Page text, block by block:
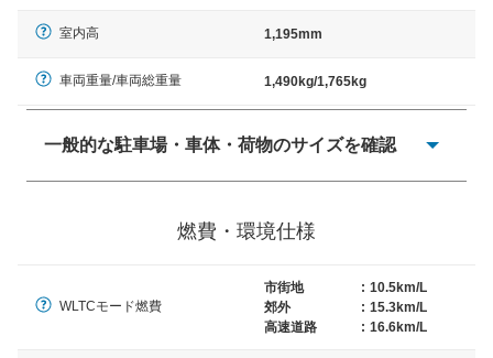
室内高 1,195mm
車両重量/車両総重量 1,490kg/1,765kg
一般的な駐車場・車体・荷物のサイズを確認
× 長さ 5,000mm 車路幅 5,000mmというサイズが標準値
燃費・環境仕様
WLTCモード燃費
市街地 : 10.5km/L
郊外
: 15.3km/L
高速道路
: 16.6km/L